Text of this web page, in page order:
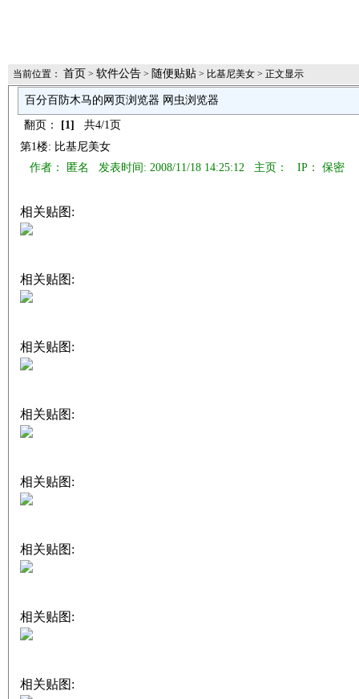
当前位置： 首页 > 软件公告 > 随便贴贴 > 比基尼美女 > 正文显示
百分百防木马的网页浏览器 网虫浏览器
翻页： [1]
共4/1页
第1楼: 比基尼美女
作者： 匿名 发表时间: 2008/11/18 14:25:12 主页：
IP： 保密
相关贴图:
相关贴图:
相关贴图:
相关贴图:
相关贴图:
相关贴图:
相关贴图:
相关贴图: